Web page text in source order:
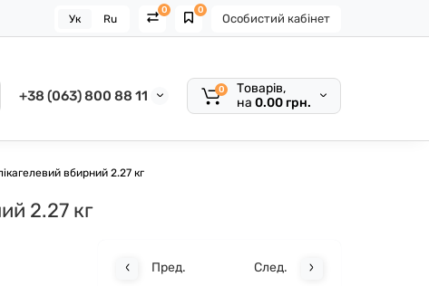
Особистий кабінет
0
0
Ук Ru
+38 (063) 800 88 11 0
Товарів,
на 0.00 грн.
вбирний 2.27 кг
2.27 кг
Пред. След.